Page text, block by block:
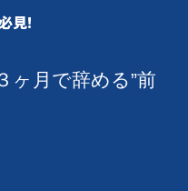
見!
ヶ月で辞める”前